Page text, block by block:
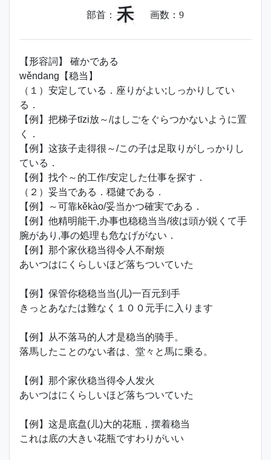
部首： 禾 画数： 9
【形容詞】 確かである
wěndang【稳当】
（１）安定している．座りがよい;しっかりしてい
る．
【例】把梯子tīzi放～/はしごをぐらつかないように置
く．
【例】这孩子走得很～/この子は足取りがしっかりし
ている．
【例】找个～的工作/安定した仕事を探す．
（２）妥当である．穏健である．
【例】～可靠kěkào/妥当かつ確実である．
【例】他精明能干,办事也稳稳当当/彼は頭が鋭くて手
腕があり,事の処理も危なげがない．
【例】那个家伙稳当得令人不耐烦
あいつはにくらしいほど落ちついていた
【例】保管你稳稳当当(儿)一百元到手
きっとあなたは難なく１００元手に入ります
【例】从不落马的人才是稳当的骑手。
落馬したことのない者は、堂々と馬に乗る。
【例】那个家伙稳当得令人发火
あいつはにくらしいほど落ちついていた
【例】这是底盘(儿)大的花瓶，摆着稳当
これは底の大きい花瓶ですわりがいい